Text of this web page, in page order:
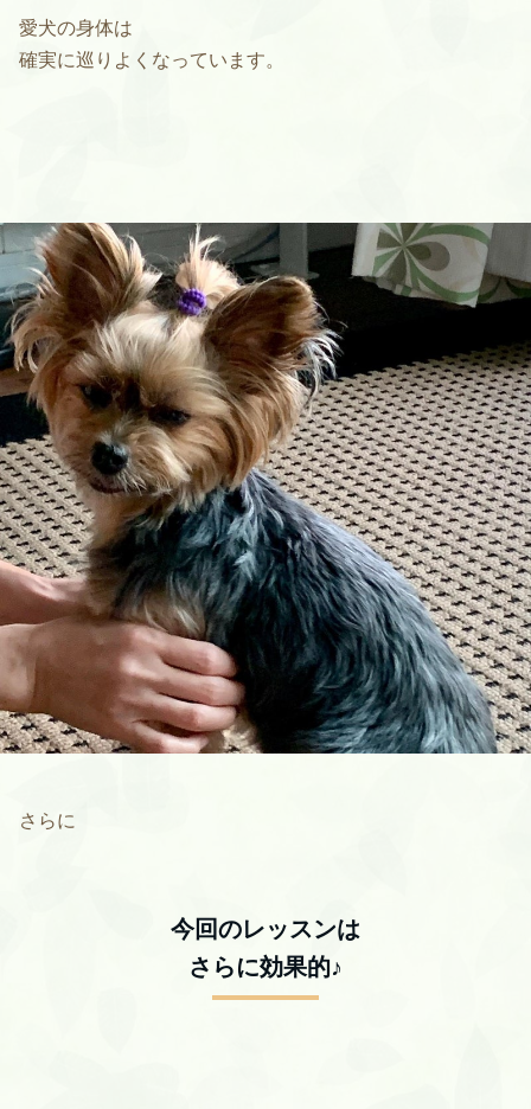
愛犬の身体は
確実に巡りよくなっています。
さらに
今回のレッスンは
さらに効果的♪